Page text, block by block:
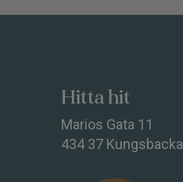
Hitta hit
Marios Gata 11
434 37 Kungsbacka